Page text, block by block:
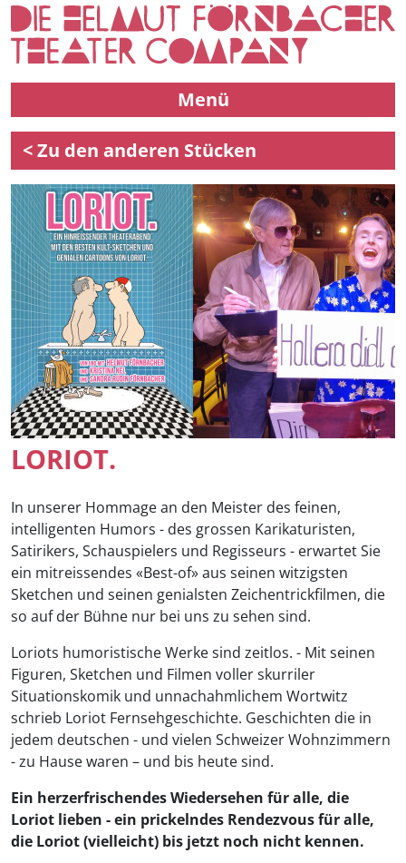
Menü
< Zu den anderen Stücken
LORIOT.
In unserer Hommage an den Meister des feinen,
intelligenten Humors - des grossen Karikaturisten,
Satirikers, Schauspielers und Regisseurs - erwartet Sie
ein mitreissendes «Best-of» aus seinen witzigsten
Sketchen und seinen genialsten Zeichentrickfilmen, die
so auf der Bühne nur bei uns zu sehen sind.
Loriots humoristische Werke sind zeitlos. - Mit seinen
Figuren, Sketchen und Filmen voller skurriler
Situationskomik und unnachahmlichem Wortwitz
schrieb Loriot Fernsehgeschichte. Geschichten die in
jedem deutschen - und vielen Schweizer Wohnzimmern
- zu Hause waren – und bis heute sind.
Ein herzerfrischendes Wiedersehen für alle, die
Loriot lieben - ein prickelndes Rendezvous für alle,
die Loriot (vielleicht) bis jetzt noch nicht kennen.